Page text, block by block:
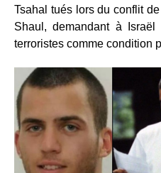
Tsahal tués lors du conflit
Shaul, demandant à
terroristes comme condition